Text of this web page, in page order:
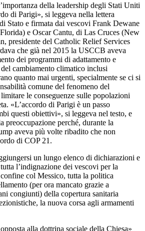
della leadership degli Stati Uniti
di Parigi», si leggeva nella lettera
Stato e firmata dai vescovi Frank Dewane
e Oscar Cantu, di Las Cruces (New
presidente del Catholic Relief Services
che già nel 2015 la USCCB aveva
dei programmi di adattamento e
cambiamento climatico inclusi
quanto mai urgenti, specialmente se ci si
comune del fenomeno del
le conseguenze sulle popolazioni
«L’accordo di Parigi è un passo
questi obiettivi», si leggeva nel testo, e
preoccupazione perché, durante la
aveva più volte ribadito che non
di COP 21.
un lungo elenco di dichiarazioni e
l’indignazione dei vescovi per la
col Messico, tutta la politica
(per ora mancato grazie a
congiunti) della copertura sanitaria
la nuova corsa agli armamenti
alla dottrina sociale della Chiesa»